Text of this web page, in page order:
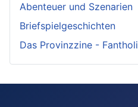
Abenteuer und Szenarien
Briefspielgeschichten
Das Provinzzine - Fantholi